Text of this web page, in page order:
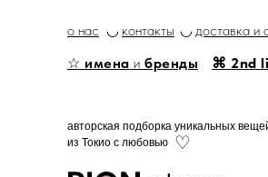
авторская подборка уникальных
из Токио с любовью ♡
⌘ 2nd
☆ имена и бренды
доставка и
◡ ◡
контакты
о нас